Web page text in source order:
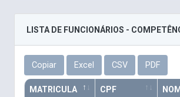
LISTA DE FUNCIONÁRIOS -
Copiar Excel CSV PDF
MATRICULA CPF